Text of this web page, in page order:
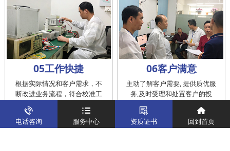
05工作快捷
根据实际情况和客户需求，不
断改进业务流程，符合校准工
作在服务的时间标准内完成
06客户满意
主动了解客户需要, 提供质优服
务,及时受理和处置客户的投
诉，提供快捷、方便的后续服
电话咨询 服务中心 资质证书 回到首页